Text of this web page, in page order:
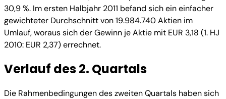
30,9 %. Im ersten Halbjahr 2011 befand sich ein einfacher
gewichteter Durchschnitt von 19.984.740 Aktien im
Umlauf, woraus sich der Gewinn je Aktie mit EUR 3,18 (1. HJ
2010: EUR 2,37) errechnet.
Verlauf des 2. Quartals
Die Rahmenbedingungen des zweiten Quartals haben sich